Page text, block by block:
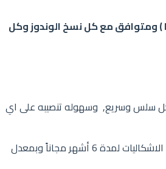
البرنامج معمول بقواعد بيانات (DATABASE ACCESS 2010 VBA ) ومتوافق مع كل نسخ الوندوز وكل
سلس وسريع, وسهوله تنصيبه على اي
دعم متواصل عن طريق الانترنت حيث نعمل بمعالجة المشاكل او الاشكاليات لمدة 6 أشهر مجاناً وبمعدل